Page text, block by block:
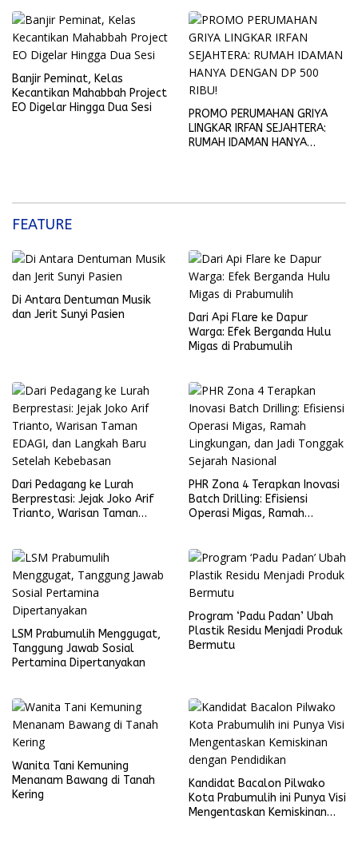
Banjir Peminat, Kelas
Kecantikan Mahabbah Project
EO Digelar Hingga Dua Sesi
PROMO PERUMAHAN GRIYA
LINGKAR IRFAN SEJAHTERA:
RUMAH IDAMAN HANYA
FEATURE
Di Antara Dentuman Musik
dan Jerit Sunyi Pasien
Dari Api Flare ke Dapur
Warga: Efek Berganda Hulu
Migas di Prabumulih
Dari Pedagang ke Lurah
Berprestasi: Jejak Joko Arif
Trianto, Warisan Taman
PHR Zona 4 Terapkan Inovasi
Batch Drilling: Efisiensi
Operasi Migas, Ramah
LSM Prabumulih Menggugat,
Tanggung Jawab Sosial
Pertamina Dipertanyakan
Program ‘Padu Padan’ Ubah
Plastik Residu Menjadi Produk
Bermutu
Wanita Tani Kemuning
Menanam Bawang di Tanah
Kering
Kandidat Bacalon Pilwako
Kota Prabumulih ini Punya Visi
Mengentaskan Kemiskinan